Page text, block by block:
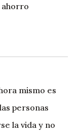
ahorro
mismo es
personas
la vida y no